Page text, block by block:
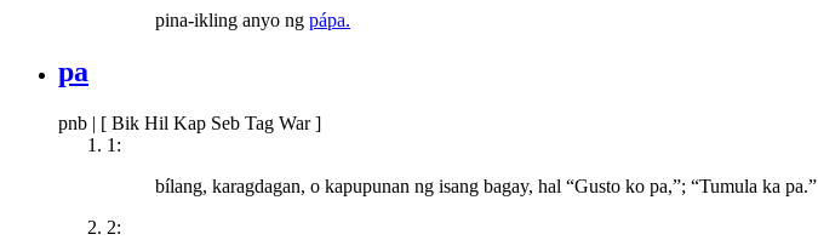
pina-ikling anyo ng pápa.
pa
pnb | [ Bik Hil Kap Seb Tag War ]
1:
bílang, karagdagan, o kapupunan ng isang bagay, hal “Gusto ko pa,”; “Tumula ka pa.”
2: